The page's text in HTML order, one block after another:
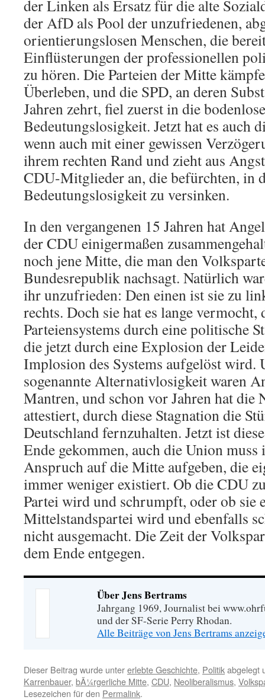
der Linken als Ersatz für die alte
der AfD als Pool der unzufriedenen,
orientierungslosen Menschen, die
Einflüsterungen der professionellen
zu hören. Die Parteien der Mitte
Überleben, und die SPD, an deren
Jahren zehrt, fiel zuerst in die
Bedeutungslosigkeit. Jetzt hat es auch
wenn auch mit einer gewissen
ihrem rechten Rand und zieht aus
CDU-Mitglieder an, die befürchten, in
Bedeutungslosigkeit zu versinken.
In den vergangenen 15 Jahren hat
der CDU einigermaßen
noch jene Mitte, die man den
Bundesrepublik nachsagt. Natürlich
ihr unzufrieden: Den einen ist sie zu
rechts. Doch sie hat es lange vermocht,
Parteiensystems durch eine politische
die jetzt durch eine Explosion der
Implosion des Systems aufgelöst wird.
sogenannte Alternativlosigkeit waren
Mantren, und schon vor Jahren hat die
attestiert, durch diese Stagnation die
Deutschland fernzuhalten. Jetzt ist
Ende gekommen, auch die Union
Anspruch auf die Mitte aufgeben, die
immer weniger existiert. Ob die CDU
Partei wird und schrumpft, oder ob sie
Mittelstandspartei wird und ebenfalls
nicht ausgemacht. Die Zeit der
dem Ende entgegen.
Über Jens Bertrams
Jahrgang 1969, Journalist bei
und der SF-Serie Perry Rhodan.
Alle Beiträge von Jens Bertrams
Dieser Beitrag wurde untererlebte Geschichte, Politikabgelegt
Karrenbauer, bÃ¼rgerliche Mitte, CDU, Neoliberalismus,
Lesezeichen für den Permalink.